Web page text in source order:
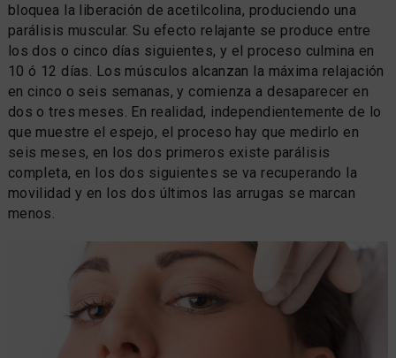
bloquea la liberación de acetilcolina, produciendo una
parálisis muscular. Su efecto relajante se produce entre
los dos o cinco días siguientes, y el proceso culmina en
10 ó 12 días. Los músculos alcanzan la máxima relajación
en cinco o seis semanas, y comienza a desaparecer en
dos o tres meses. En realidad, independientemente de lo
que muestre el espejo, el proceso hay que medirlo en
seis meses, en los dos primeros existe parálisis
completa, en los dos siguientes se va recuperando la
movilidad y en los dos últimos las arrugas se marcan
menos.